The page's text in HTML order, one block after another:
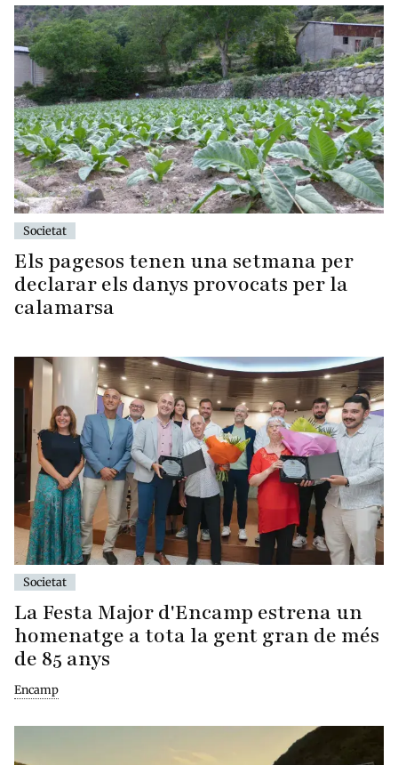
Societat
Els pagesos tenen una setmana per
declarar els danys provocats per la
calamarsa
Societat
La Festa Major d'Encamp estrena un
homenatge a tota la gent gran de més
de 85 anys
Encamp